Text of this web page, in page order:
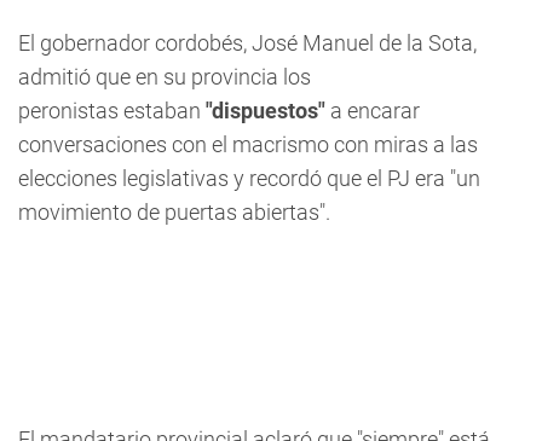
El gobernador cordobés, José Manuel de la Sota,
admitió que en su provincia los
peronistas estaban "dispuestos" a encarar
conversaciones con el macrismo con miras a las
elecciones legislativas y recordó que el PJ era "un
movimiento de puertas abiertas".